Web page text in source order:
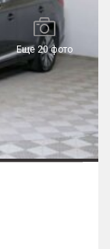
Еще 20 фото